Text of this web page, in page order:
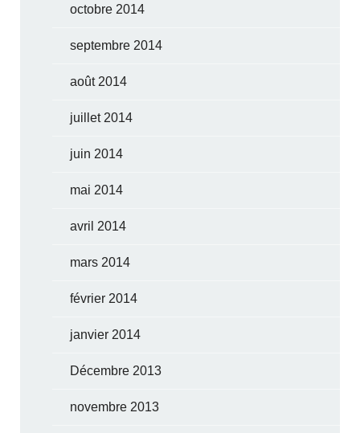
octobre 2014
septembre 2014
août 2014
juillet 2014
juin 2014
mai 2014
avril 2014
mars 2014
février 2014
janvier 2014
Décembre 2013
novembre 2013